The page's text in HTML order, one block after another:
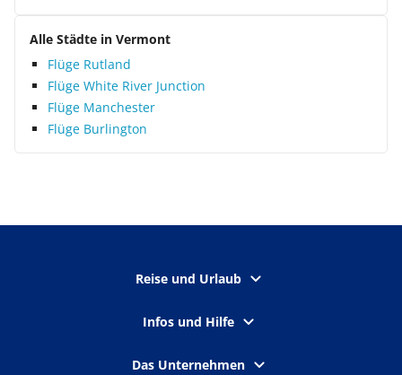
Alle Städte in Vermont
Flüge Rutland
Flüge White River Junction
Flüge Manchester
Flüge Burlington
Reise und Urlaub
Infos und Hilfe
Das Unternehmen